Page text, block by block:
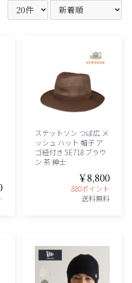
ステットソン つば広 メ
ッシュ ハット 帽子 ア
ゴ紐付き SE718 ブラウ
ン 茶 紳士
￥8,800
880ポイント
送料無料